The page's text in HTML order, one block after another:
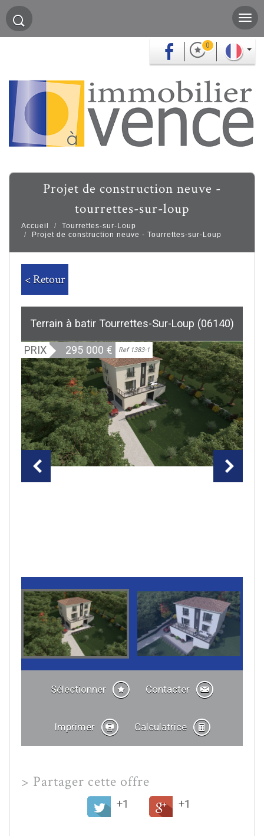
0
projet de construction neuve -
tourrettes-sur-loup
Accueil
Tourrettes-sur-Loup
Projet de construction neuve - Tourrettes-sur-Loup
< Retour
Terrain à batir Tourrettes-Sur-Loup (06140)
PRIX 295 000 € Ref 1383-1
Sélectionner Contacter
Imprimer Calculatrice
> Partager cette offre
+1 +1